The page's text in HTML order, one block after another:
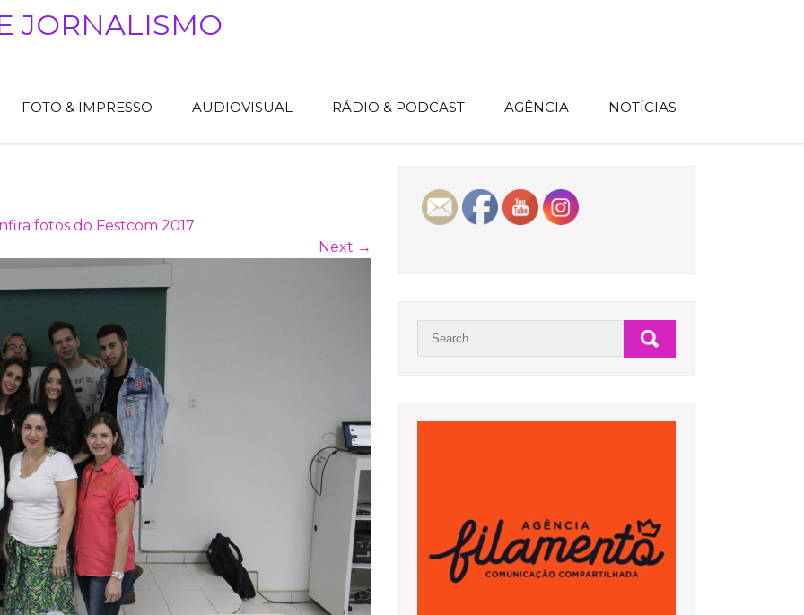
JORNALISMO
FOTO & IMPRESSO AUDIOVISUAL RÁDIO & PODCAST AGÊNCIA NOTÍCIAS
fotos do Festcom 2017
Next →